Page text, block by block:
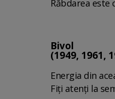
Răbdarea este
Bivol
(1949, 1961,
Energia din
Fiți atenți la